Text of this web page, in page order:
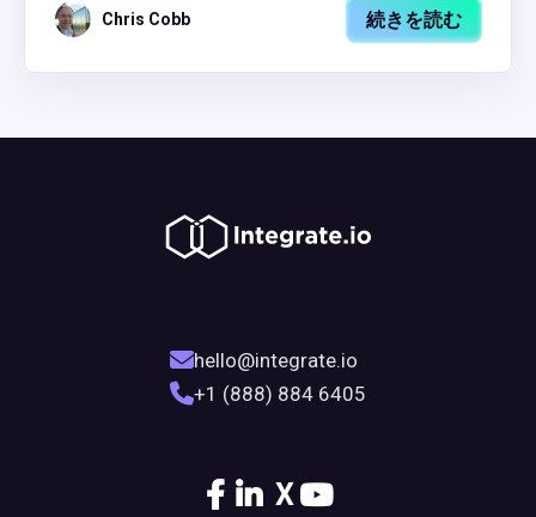
Chris Cobb 続きを読む
hello@integrate.io
+1 (888) 884 6405
X